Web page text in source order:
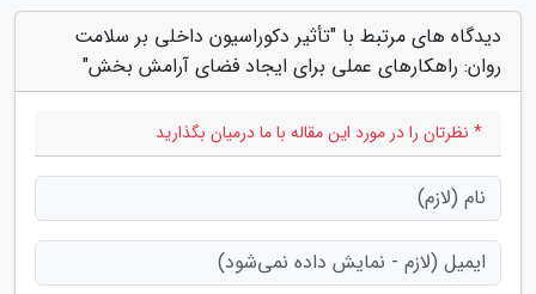
دیدگاه های مرتبط با "تأثیر دکوراسیون داخلی بر سلامت
روان: راهکارهای عملی برای ایجاد فضای آرامش بخش"
* نظرتان را در مورد این مقاله با ما درمیان بگذارید